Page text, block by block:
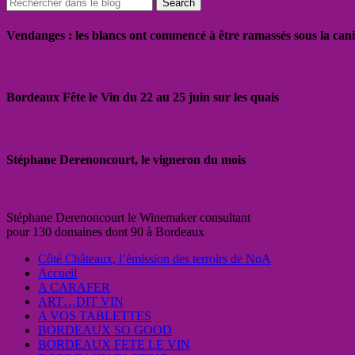
Vendanges : les blancs ont commencé à être ramassés sous la
Bordeaux Fête le Vin du 22 au 25 juin sur les quais
Stéphane Derenoncourt, le vigneron du mois
Stéphane Derenoncourt le Winemaker consultant
pour 130 domaines dont 90 à Bordeaux
Côté Châteaux, l’émission des terroirs de NoA
Accueil
A CARAFER
ART…DIT VIN
A VOS TABLETTES
BORDEAUX SO GOOD
BORDEAUX FETE LE VIN